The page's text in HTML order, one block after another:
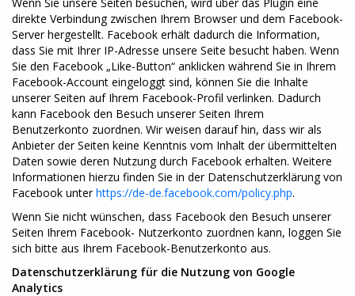
direkte Verbindung zwischen Ihrem Browser und dem Facebook-
Server hergestellt. Facebook erhält dadurch die Information,
dass Sie mit Ihrer IP-Adresse unsere Seite besucht haben. Wenn
Sie den Facebook „Like-Button“ anklicken während Sie in Ihrem
Facebook-Account eingeloggt sind, können Sie die Inhalte
unserer Seiten auf Ihrem Facebook-Profil verlinken. Dadurch
kann Facebook den Besuch unserer Seiten Ihrem
Benutzerkonto zuordnen. Wir weisen darauf hin, dass wir als
Anbieter der Seiten keine Kenntnis vom Inhalt der übermittelten
Daten sowie deren Nutzung durch Facebook erhalten. Weitere
Informationen hierzu finden Sie in der Datenschutzerklärung von
Facebook unterhttps://de-de.facebook.com/policy.php.
Wenn Sie nicht wünschen, dass Facebook den Besuch unserer
Seiten Ihrem Facebook- Nutzerkonto zuordnen kann, loggen Sie
sich bitte aus Ihrem Facebook-Benutzerkonto aus.
Datenschutzerklärung für die Nutzung von Google
Analytics